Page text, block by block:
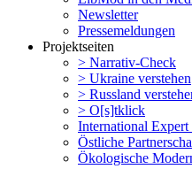
Newsletter
Presse­mel­dungen
Projekt­seiten
> Narrativ-Check
> Ukraine verstehen
> Russland
> O[s]tklick
Inter­na­tional
Östliche
Ökolo­gische